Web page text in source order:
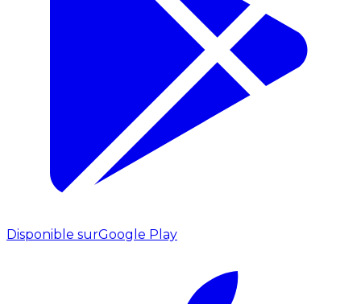
Disponible surGoogle Play